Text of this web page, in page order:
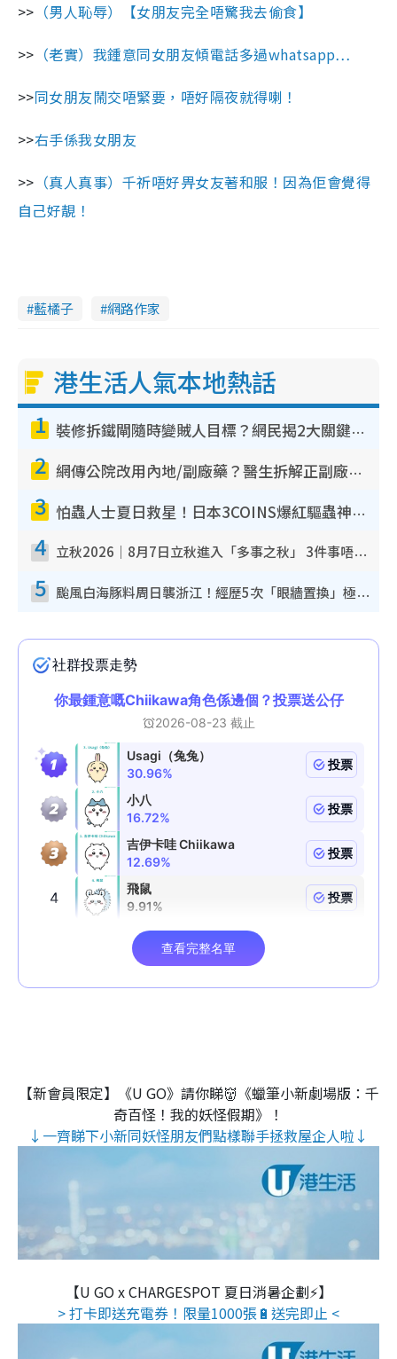
>> （男人恥辱）【女朋友完全唔驚我去偷食】
>> （老實）我鍾意同女朋友傾電話多過whatsapp…
>>同女朋友鬧交唔緊要，唔好隔夜就得喇！
>>右手係我女朋友
>> （真人真事）千祈唔好畀女友著和服！因為佢會覺得
自己好靚！
藍橘子 網路作家
港生活人氣本地熱話
1 裝修拆鐵閘隨時變賊人目標？網民揭2大關鍵用途：裝新式等於白裝？附新舊鐵閘分別
2 網傳公院改用內地/副廠藥？醫生拆解正副廠分別 揭4類人換藥隨時出事
3 怕蟲人士夏日救星！日本3COINS爆紅驅蟲神器$45起 1招「全程免觸碰」輕鬆搞定小強
4 立秋2026｜8月7日立秋進入「多事之秋」 3件事唔做得！專家教6招開運 清枱頭／銀包納氣接好運
5 颱風白海豚料周日襲浙江！經歷5次「眼牆置換」極罕見 成登陸內地最長途颱風
【新會員限定】《U GO》請你睇👹《蠟筆小新劇場版：千
奇百怪！我的妖怪假期》！
↓一齊睇下小新同妖怪朋友們點樣聯手拯救屋企人啦↓
【U GO x CHARGESPOT 夏日消暑企劃⚡】
> 打卡即送充電券！限量1000張🔋送完即止 <